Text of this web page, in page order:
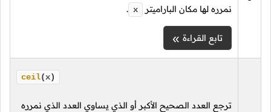
نمرره لها مكان الباراميتر x
.
تابع القراءة
ceil(x)
ترجع العدد الصحيح الأكبر أو الذي يساوي العدد الذي نمرره